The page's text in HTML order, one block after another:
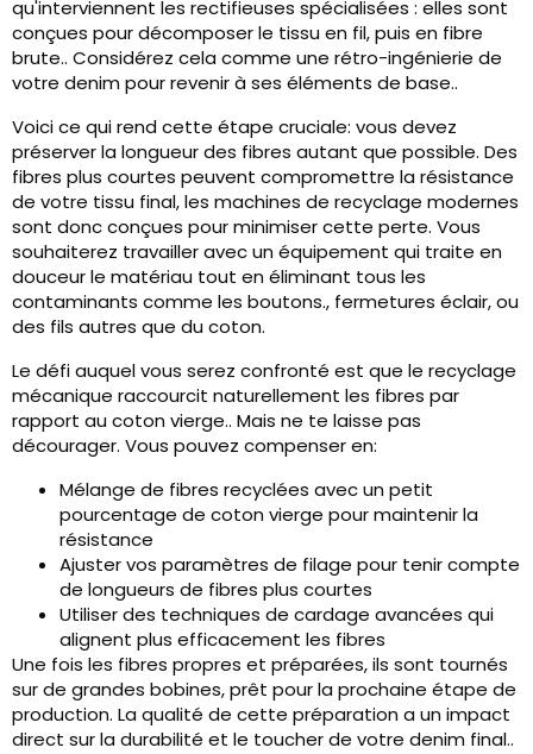
qu'interviennent les rectifieuses spécialisées : elles sont
conçues pour décomposer le tissu en fil, puis en fibre
brute.. Considérez cela comme une rétro-ingénierie de
votre denim pour revenir à ses éléments de base..
Voici ce qui rend cette étape cruciale: vous devez
préserver la longueur des fibres autant que possible. Des
fibres plus courtes peuvent compromettre la résistance
de votre tissu final, les machines de recyclage modernes
sont donc conçues pour minimiser cette perte. Vous
souhaiterez travailler avec un équipement qui traite en
douceur le matériau tout en éliminant tous les
contaminants comme les boutons., fermetures éclair, ou
des fils autres que du coton.
Le défi auquel vous serez confronté est que le recyclage
mécanique raccourcit naturellement les fibres par
rapport au coton vierge.. Mais ne te laisse pas
décourager. Vous pouvez compenser en:
Mélange de fibres recyclées avec un petit
pourcentage de coton vierge pour maintenir la
résistance
Ajuster vos paramètres de filage pour tenir compte
de longueurs de fibres plus courtes
Utiliser des techniques de cardage avancées qui
alignent plus efficacement les fibres
Une fois les fibres propres et préparées, ils sont tournés
sur de grandes bobines, prêt pour la prochaine étape de
production. La qualité de cette préparation a un impact
direct sur la durabilité et le toucher de votre denim final..